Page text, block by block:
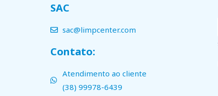
SAC
sac@limpcenter.com
Contato:
Atendimento ao cliente
(38) 99978-6439